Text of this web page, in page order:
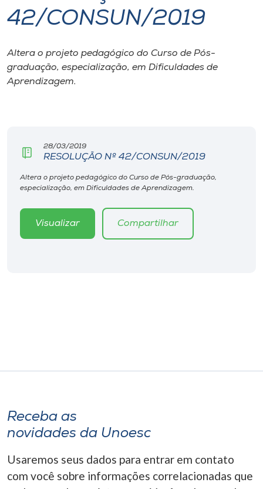
I.nova
Diplomados
Rádio
A+
42/CONSUN/2019
Altera o projeto pedagógico do Curso de Pós-
graduação, especialização, em Dificuldades de
Aprendizagem.
28/03/2019
RESOLUÇÃO Nº 42/CONSUN/2019
Altera o projeto pedagógico do Curso de Pós-graduação,
especialização, em Dificuldades de Aprendizagem.
Visualizar Compartilhar
Receba as
novidades da Unoesc
Usaremos seus dados para entrar em contato
com você sobre informações correlacionadas que